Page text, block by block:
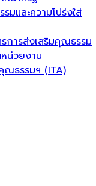
มและความโปร่งใส่
การส่งเสริมคุณธรรม
หน่วยงาน
ณธรรมฯ (ITA)